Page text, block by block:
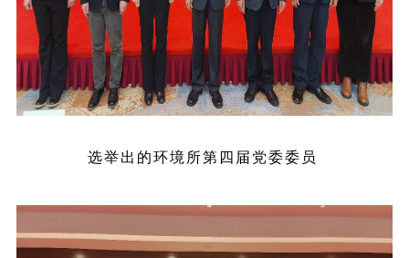
选举出的环境所第四届党委委员